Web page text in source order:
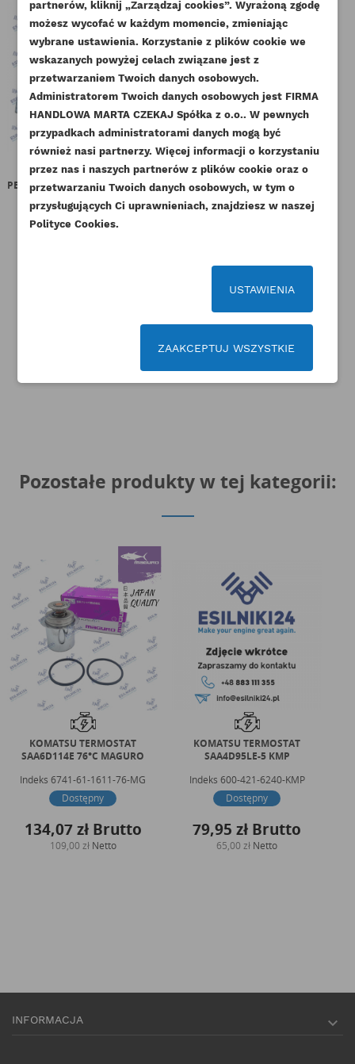
DODAJ DO LISTY ŻYCZEŃ
add_circle_outline Stwórz nową listę życzeń
UTWÓRZ LISTĘ ŻYCZEŃ
NAZWA LISTY ŻYCZEŃ
Anuluj Utwórz listę życzeń
ZALOGUJ SIĘ
Musisz być zalogowany by zapisać produkty na
swojej liście życzeń.
Anuluj Zaloguj się
PERKINS USZCZELKA OBUDOWY
Indeks3685F005AM
PERKINS PANEWKI GŁÓWNE
STD GK HL KMP
72,57 złBrutto
59,00 złNetto
Pozostałe produkty w tej kategorii:
KOMATSU TERMOSTAT
SAA6D114E 76°C MAGURO
Indeks 6741-61-1611-76-MG
Dostępny
134,07 złBrutto
109,00 zł Netto
KOMATSU TERMOSTAT
SAA4D95LE-5 KMP
Indeks 600-421-6240-KMP
Dostępny
79,95 zł Brutto
65,00 zł Netto
INFORMACJA 
partnerów, kliknij „Zarządzaj cookies”. Wyrażoną zgodę
możesz wycofać w każdym momencie, zmieniając
wybrane ustawienia. Korzystanie z plików cookie we
wskazanych powyżej celach związane jest z
przetwarzaniem Twoich danych osobowych.
Administratorem Twoich danych osobowych jest FIRMA
HANDLOWA MARTA CZEKAJ Spółka z o.o.. W pewnych
przypadkach administratorami danych mogą być
również nasi partnerzy. Więcej informacji o korzystaniu
przez nas i naszych partnerów z plików cookie oraz o
przetwarzaniu Twoich danych osobowych, w tym o
przysługujących Ci uprawnieniach, znajdziesz w naszej
Polityce Cookies.
USTAWIENIA
ZAAKCEPTUJ WSZYSTKIE